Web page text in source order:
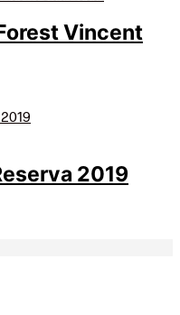
Vincent
2019